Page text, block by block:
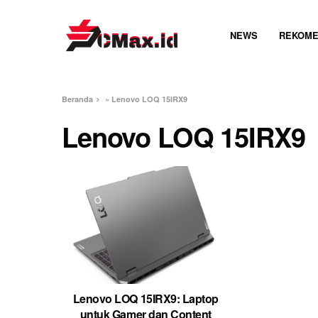
NEWS
Beranda » Lenovo LOQ 15IRX9
Lenovo LOQ 15IRX9
Lenovo LOQ 15IRX9: Laptop
untuk Gamer dan Content